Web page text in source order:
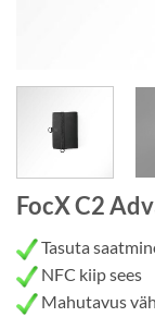
FocX C2
Tasuta
NFC kiip sees
Mahutavus